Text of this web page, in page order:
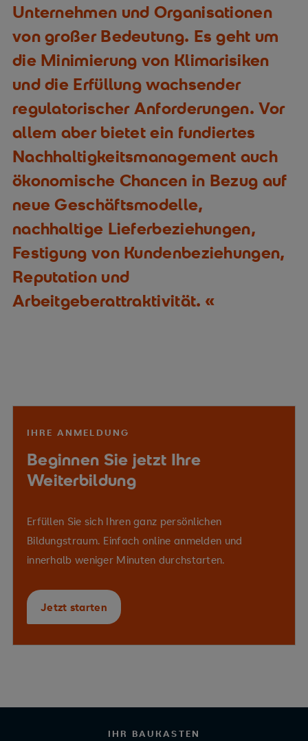
Unternehmen und Organisationen
von großer Bedeutung. Es geht um
die Minimierung von Klimarisiken
und die Erfüllung wachsender
regulatorischer Anforderungen. Vor
allem aber bietet ein fundiertes
Nachhaltigkeitsmanagement auch
ökonomische Chancen in Bezug auf
neue Geschäftsmodelle,
nachhaltige Lieferbeziehungen,
Festigung von Kundenbeziehungen,
Reputation und
Arbeitgeberattraktivität.
IHRE ANMELDUNG
Beginnen Sie jetzt Ihre
Weiterbildung
Erfüllen Sie sich Ihren ganz persönlichen
Bildungstraum. Einfach online anmelden und
innerhalb weniger Minuten durchstarten.
Jetzt starten
IHR BAUKASTEN